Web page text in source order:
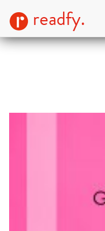
readfy.